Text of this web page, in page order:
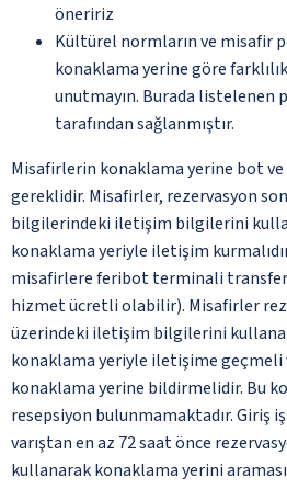
öneririz
Kültürel normların ve misafir
konaklama yerine göre
unutmayın. Burada
tarafından sağlanmıştır.
Misafirlerin konaklama yerine bot
gereklidir. Misafirler, rezervasyon
bilgilerindeki iletişim bilgilerini
konaklama yeriyle iletişim
misafirlere feribot terminali transfer
hizmet ücretli olabilir). Misafirler
üzerindeki iletişim bilgilerini
konaklama yeriyle iletişime geçmeli
konaklama yerine bildirmelidir. Bu
resepsiyon bulunmamaktadır. Giriş
varıştan en az 72 saat önce
kullanarak konaklama yerini